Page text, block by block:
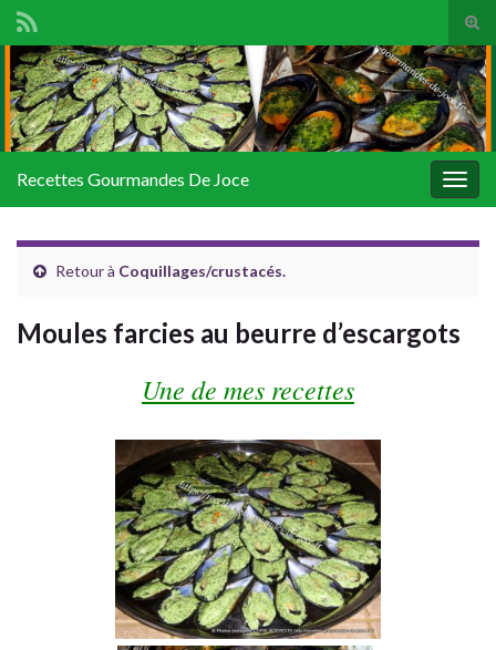
Search for:
Recettes Gourmandes De Joce
Retour à Coquillages/crustacés.
Moules farcies au beurre d’escargots
Une de mes recettes